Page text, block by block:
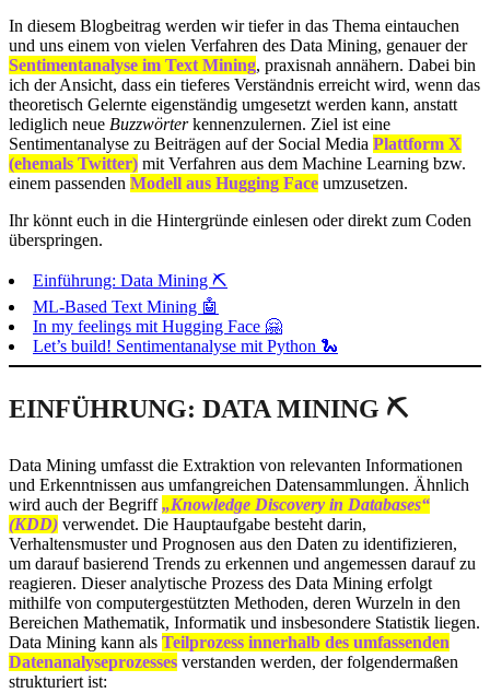
In diesem Blogbeitrag werden wir tiefer in das Thema eintauchen
und uns einem von vielen Verfahren des Data Mining, genauer der
Sentimentanalyse im Text Mining, praxisnah annähern. Dabei bin
ich der Ansicht, dass ein tieferes Verständnis erreicht wird, wenn das
theoretisch Gelernte eigenständig umgesetzt werden kann, anstatt
lediglich neue Buzzwörterkennenzulernen. Ziel ist eine
Sentimentanalyse zu Beiträgen auf der Social Media Plattform X
(ehemals Twitter) mit Verfahren aus dem Machine Learning bzw.
einem passenden Modell aus Hugging Face umzusetzen.
Ihr könnt euch in die Hintergründe einlesen oder direkt zum Coden
überspringen.
Einführung: Data Mining ⛏️
ML-Based Text Mining 🤖
In my feelings mit Hugging Face 🤗
Let’s build! Sentimentanalyse mit Python 🐍
EINFÜHRUNG: DATA MINING ⛏️
Data Mining umfasst die Extraktion von relevanten Informationen
und Erkenntnissen aus umfangreichen Datensammlungen. Ähnlich
wird auch der Begriff„Knowledge Discovery in Databases“
(KDD) verwendet. Die Hauptaufgabe besteht darin,
Verhaltensmuster und Prognosen aus den Daten zu identifizieren,
um darauf basierend Trends zu erkennen und angemessen darauf zu
reagieren. Dieser analytische Prozess des Data Mining erfolgt
mithilfe von computergestützten Methoden, deren Wurzeln in den
Bereichen Mathematik, Informatik und insbesondere Statistik liegen.
Data Mining kann als Teilprozess innerhalb des umfassenden
Datenanalyseprozesses verstanden werden, der folgendermaßen
strukturiert ist: